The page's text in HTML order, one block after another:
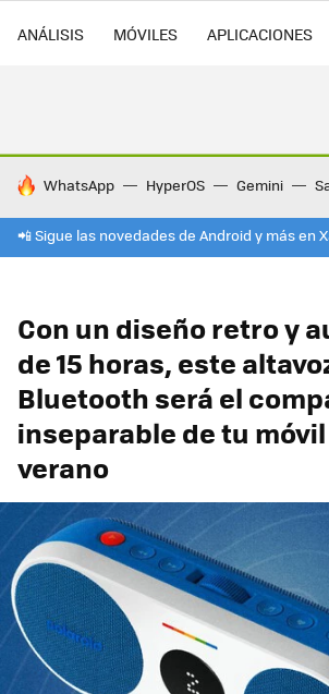
ANÁLISIS MÓVILES APLICACIONES
HOY SE HABLA DE
WhatsApp HyperOS Gemini
📲 Sigue las novedades de Android y más en
Con un diseño retro y
de 15 horas, este
Bluetooth será el
inseparable de tu
verano